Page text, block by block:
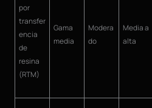
por
transfer
encia
de
resina
(RTM)
Gama
media
Modera
do
Media a
alta